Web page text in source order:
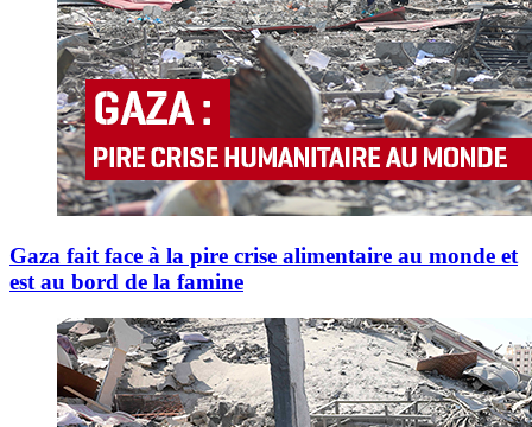
Gaza fait face à la pire crise alimentaire au monde et
est au bord de la famine